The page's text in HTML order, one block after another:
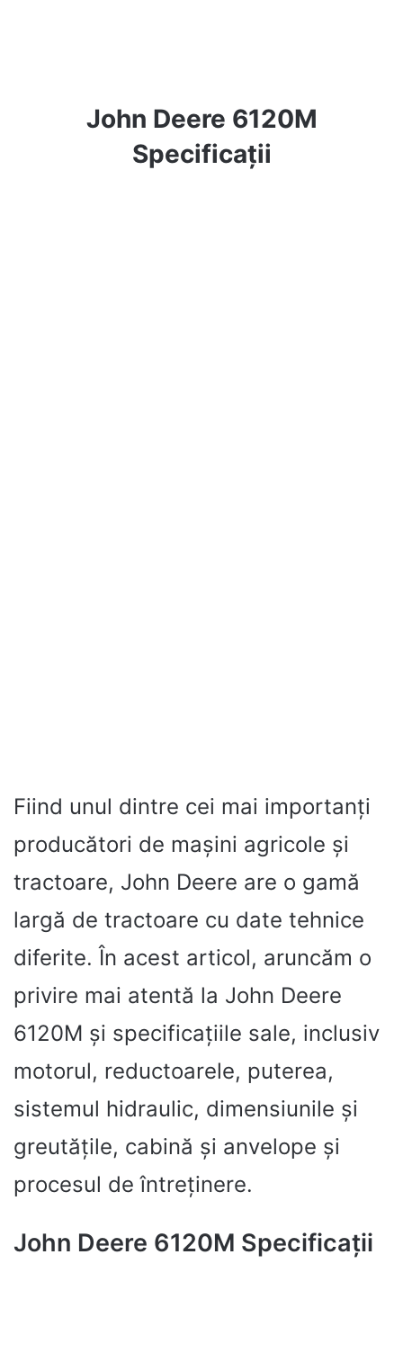
John Deere 6120M
Specificații
Fiind unul dintre cei mai importanți
producători de mașini agricole și
tractoare, John Deere are o gamă
largă de tractoare cu date tehnice
diferite. În acest articol, aruncăm o
privire mai atentă la John Deere
6120M și specificațiile sale, inclusiv
motorul, reductoarele, puterea,
sistemul hidraulic, dimensiunile și
greutățile, cabină și anvelope și
procesul de întreținere.
John Deere 6120M Specificații